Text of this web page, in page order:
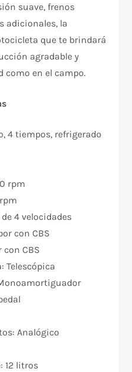
suave, frenos
adicionales, la
que te brindará
agradable y
como en el campo.
4 tiempos, refrigerado
rpm
4 velocidades
con CBS
con CBS
Telescópica
Analógico
12 litros